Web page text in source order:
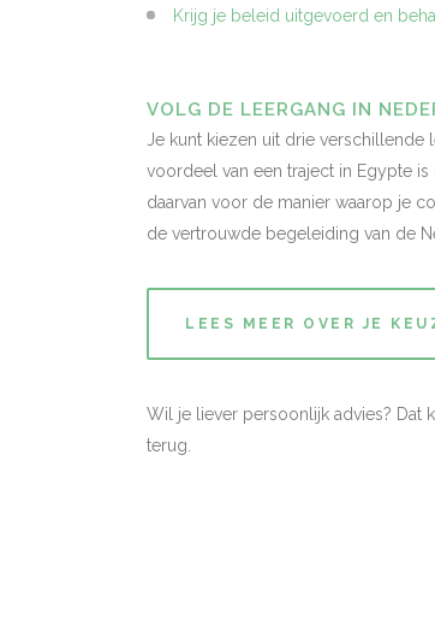
Krijg je beleid uitgevoerd en
VOLG DE LEERGANG IN
Je kunt kiezen uit drie verschillende
voordeel van een traject in Egypte
daarvan voor de manier waarop je
de vertrouwde begeleiding van de
LEES MEER OVER JE
Wil je liever persoonlijk advies? Dat
terug.